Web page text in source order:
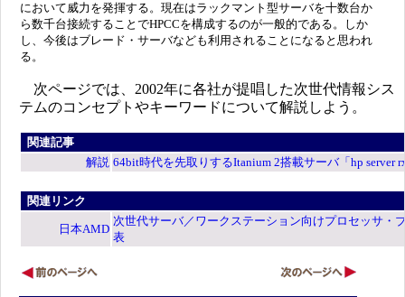
において威力を発揮する。現在はラックマント型サーバを十数台か
ら数千台接続することでHPCCを構成するのが一般的である。しか
し、今後はブレード・サーバなども利用されることになると思われ
る。
次ページでは、2002年に各社が提唱した次世代情報シス
テムのコンセプトやキーワードについて解説しよう。
関連記事
解説 64bit時代を先取りするItanium 2搭載サーバ「hp server
関連リンク
日本AMD
次世代サーバ／ワークステーション向けプロセッサ・
表